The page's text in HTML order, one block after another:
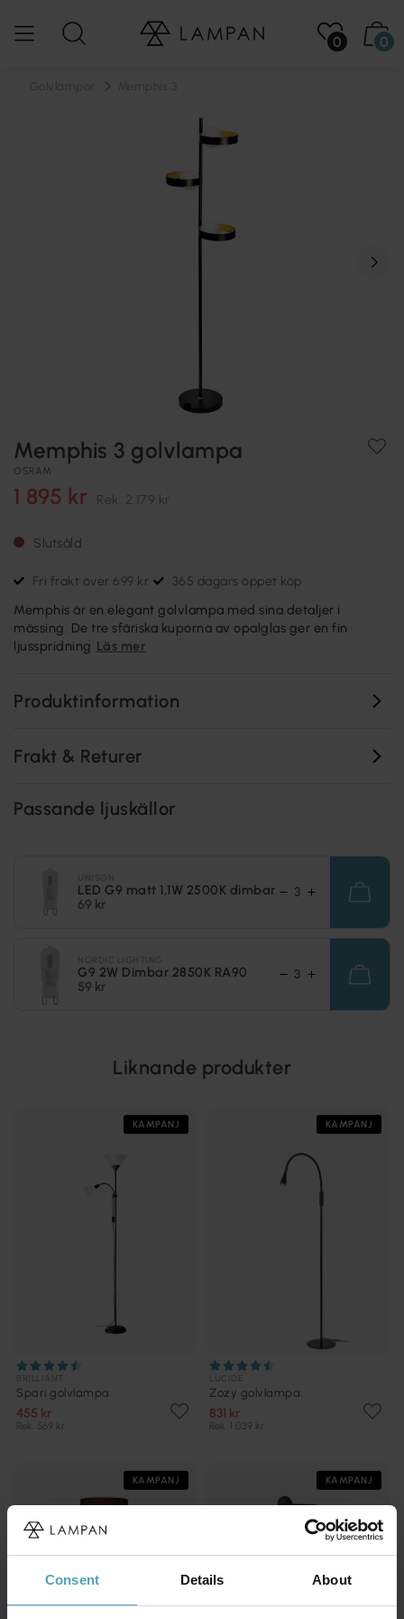
Consent Details About
0 0
Memphis 3 golvlampa
OSRAM
1 895 kr Rek. 2 179 kr
Slutsåld
Fri frakt över 699 kr 365 dagars öppet köp
Memphis är en elegant golvlampa med sina detaljer i
mässing. De tre sfäriska kuporna av opalglas ger en fin
ljusspridning Läs mer
Produktinformation
Frakt & Returer
Passande ljuskällor
LED G9 matt 1,1W 2500K dimbar
69 kr
G9 2W Dimbar 2850K RA90
59 kr
Liknande produkter
KAMPANJ
Spari golvlampa
455 kr
Rek. 569 kr
KAMPANJ
Zozy golvlampa
831 kr
Rek. 1 039 kr
KAMPANJ KAMPANJ